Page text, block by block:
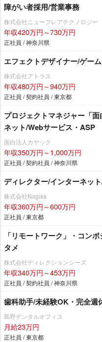
障がい者採用/営業事務
株式会社ニューフレアテクノロジー
年収420万円～730万円
正社員 / 神奈川県
エフェクトデザイナー/ゲー
株式会社アトラス
年収480万円～940万円
正社員 / 契約社員 / 東京都
プロジェクトマネジャー「
ネット/Webサービス・ASP
面白法人カヤック
年収350万円～1,000万円
正社員 / 契約社員 / 神奈川県
ディレクター/インターネッ
株式会社Nagisa
年収360万円～600万円
正社員 / 東京都
「リモートワーク」・コン
タメ
株式会社ディレクションシーズ
年収340万円～453万円
正社員 / 契約社員 / 神奈川県
歯科助手/未経験OK・完全週
島野デンタルオフィス
月給23万円
正社員 / 東京都